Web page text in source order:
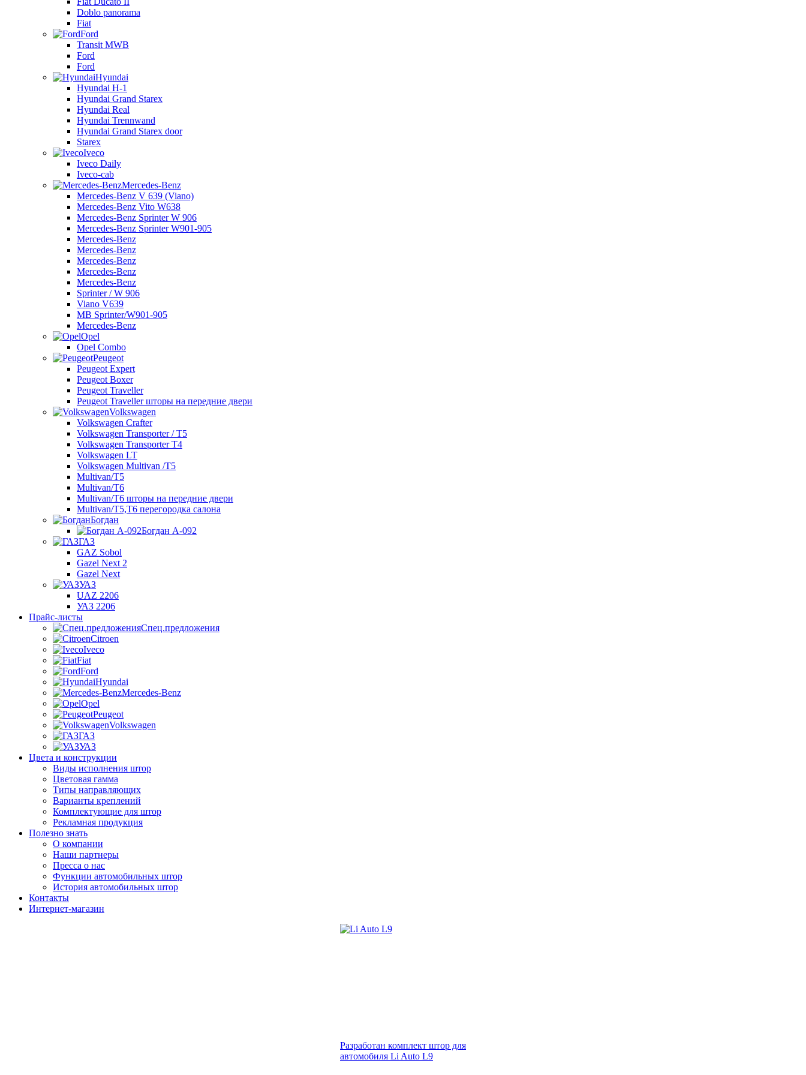
Doblo panorama
Fiat
Ford
Transit MWB
Ford
Ford
Hyundai
Hyundai H-1
Hyundai Grand Starex
Hyundai Real
Hyundai Trennwand
Hyundai Grand Starex door
Starex
Iveco
Iveco Daily
Iveco-cab
Mercedes-Benz
Mercedes-Benz V 639 (Viano)
Mercedes-Benz Vito W638
Mercedes-Benz Sprinter W 906
Mercedes-Benz Sprinter W901-905
Mercedes-Benz
Mercedes-Benz
Mercedes-Benz
Mercedes-Benz
Mercedes-Benz
Sprinter / W 906
Viano V639
MB Sprinter/W901-905
Mercedes-Benz
Opel
Opel Combo
Peugeot
Peugeot Expert
Peugeot Boxer
Peugeot Traveller
Peugeot Traveller шторы на передние двери
Volkswagen
Volkswagen Crafter
Volkswagen Transporter / T5
Volkswagen Transporter T4
Volkswagen LT
Volkswagen Multivan /T5
Multivan/T5
Multivan/T6
Multivan/T6 шторы на передние двери
Multivan/T5,T6 перегородка салона
Богдан
Богдан A-092
ГАЗ
GAZ Sobol
Gazel Next 2
Gazel Next
УАЗ
UAZ 2206
УАЗ 2206
Прайс-листы
Спец.предложения
Citroen
Iveco
Fiat
Ford
Hyundai
Mercedes-Benz
Opel
Peugeot
Volkswagen
ГАЗ
УАЗ
Цвета и конструкции
Виды исполнения штор
Цветовая гамма
Типы направляющих
Варианты креплений
Комплектующие для штор
Рекламная продукция
Полезно знать
О компании
Наши партнеры
Пресса о нас
Функции автомобильных штор
История автомобильных штор
Контакты
Интернет-магазин
Разработан комплект штор для
автомобиля Li Auto L9